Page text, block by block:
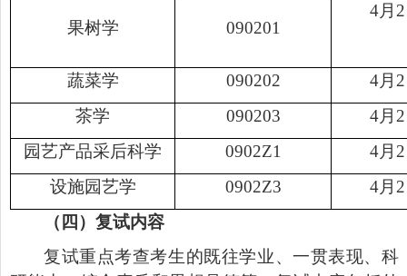
果树学 090201
4月 2
蔬菜学 090202 4月 2
茶学
090203 4月 2
园艺产品采后科学
0902Z1 4月 2
设施园艺学
0902Z3 4月 2
（四）复试内容
复试重点考查考生的既往学业、一贯表现、科